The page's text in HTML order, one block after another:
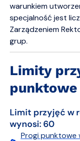
warunkiem
specjalność jest
Zarządzeniem
grup.
Limity
punktowe
Limit przyjęć w
wynosi: 60
Progi punktowe